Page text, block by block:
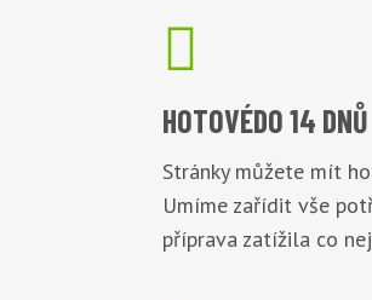

HOTOVÉDO 14 DNŮ
Stránky můžete mít
Umíme zařídit vše
příprava zatížila co